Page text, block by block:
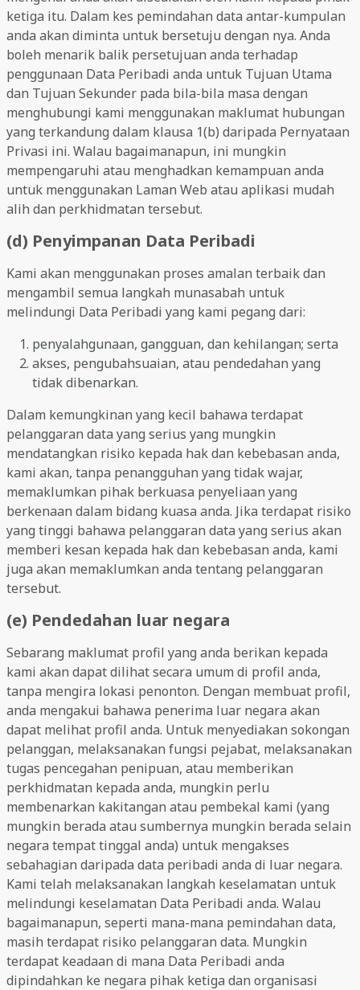
ketiga itu. Dalam kes pemindahan data antar-kumpulan
anda akan diminta untuk bersetuju dengan nya. Anda
boleh menarik balik persetujuan anda terhadap
penggunaan Data Peribadi anda untuk Tujuan Utama
dan Tujuan Sekunder pada bila-bila masa dengan
menghubungi kami menggunakan maklumat hubungan
yang terkandung dalam klausa 1(b) daripada Pernyataan
Privasi ini. Walau bagaimanapun, ini mungkin
mempengaruhi atau menghadkan kemampuan anda
untuk menggunakan Laman Web atau aplikasi mudah
alih dan perkhidmatan tersebut.
(d) Penyimpanan Data Peribadi
Kami akan menggunakan proses amalan terbaik dan
mengambil semua langkah munasabah untuk
melindungi Data Peribadi yang kami pegang dari:
penyalahgunaan, gangguan, dan kehilangan; serta
akses, pengubahsuaian, atau pendedahan yang
tidak dibenarkan.
Dalam kemungkinan yang kecil bahawa terdapat
pelanggaran data yang serius yang mungkin
mendatangkan risiko kepada hak dan kebebasan anda,
kami akan, tanpa penangguhan yang tidak wajar,
memaklumkan pihak berkuasa penyeliaan yang
berkenaan dalam bidang kuasa anda. Jika terdapat risiko
yang tinggi bahawa pelanggaran data yang serius akan
memberi kesan kepada hak dan kebebasan anda, kami
juga akan memaklumkan anda tentang pelanggaran
tersebut.
(e) Pendedahan luar negara
Sebarang maklumat profil yang anda berikan kepada
kami akan dapat dilihat secara umum di profil anda,
tanpa mengira lokasi penonton. Dengan membuat profil,
anda mengakui bahawa penerima luar negara akan
dapat melihat profil anda. Untuk menyediakan sokongan
pelanggan, melaksanakan fungsi pejabat, melaksanakan
tugas pencegahan penipuan, atau memberikan
perkhidmatan kepada anda, mungkin perlu
membenarkan kakitangan atau pembekal kami (yang
mungkin berada atau sumbernya mungkin berada selain
negara tempat tinggal anda) untuk mengakses
sebahagian daripada data peribadi anda di luar negara.
Kami telah melaksanakan langkah keselamatan untuk
melindungi keselamatan Data Peribadi anda. Walau
bagaimanapun, seperti mana-mana pemindahan data,
masih terdapat risiko pelanggaran data. Mungkin
terdapat keadaan di mana Data Peribadi anda
dipindahkan ke negara pihak ketiga dan organisasi